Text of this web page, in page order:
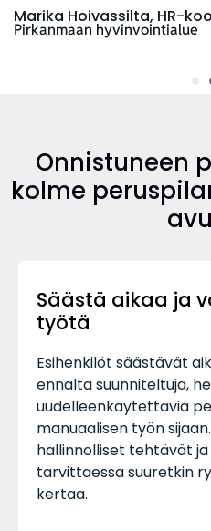
Marika Hoivassilta, HR-
Pirkanmaan hyvinvointialue
Onnistuneen
kolme
Säästä aikaa ja
työtä
Esihenkilöt säästävät
ennalta suunniteltuja,
uudelleenkäytettäviä
manuaalisen työn
hallinnolliset tehtävät
tarvittaessa suuretkin
kertaa.